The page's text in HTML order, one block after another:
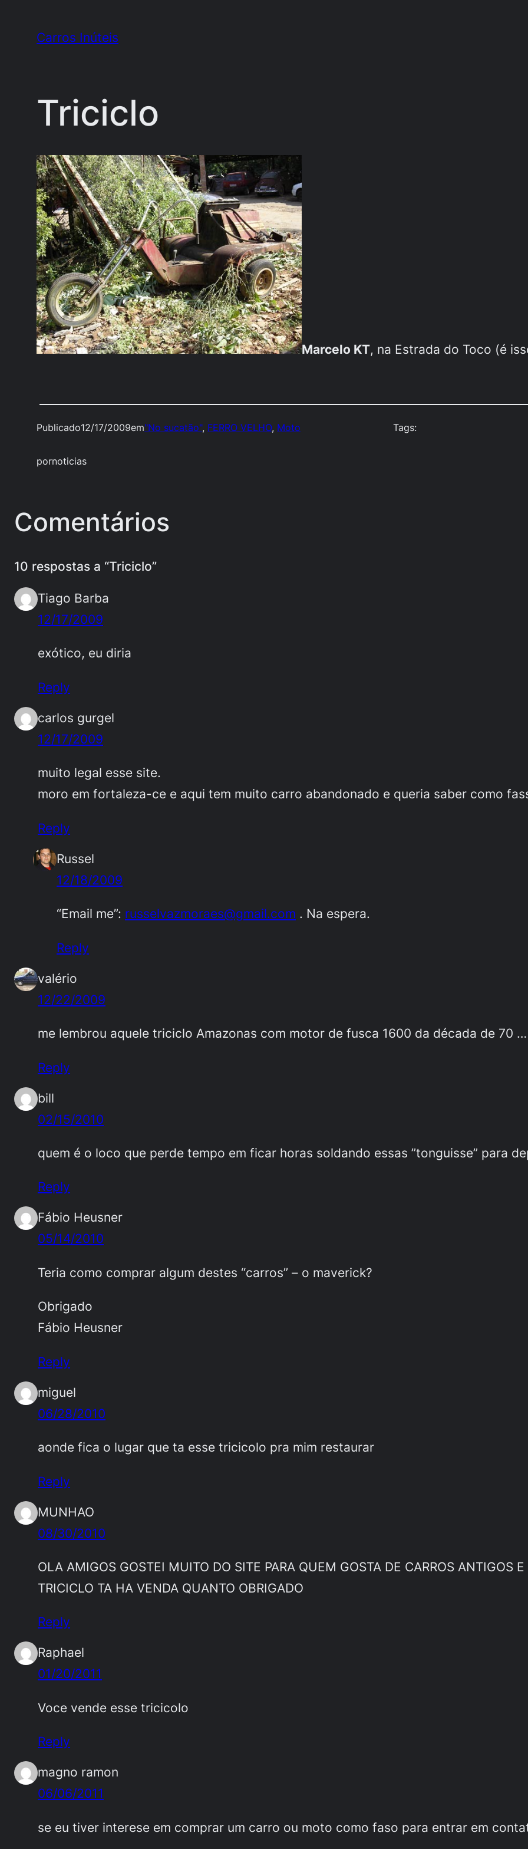
Carros Inúteis
Triciclo
Marcelo KT, na Estrada do Toco (é
Publicado12/17/2009em"No sucatão", FERRO VELHO, Moto
pornoticias
Tags:
Comentários
10 respostas a “Triciclo”
Tiago Barba
12/17/2009
exótico, eu diria
Reply
carlos gurgel
12/17/2009
muito legal esse site.
moro em fortaleza-ce e aqui tem muito carro abandonado e queria saber como
Reply
Russel
12/18/2009
“Email me”: russelvazmoraes@gmail.com . Na espera.
Reply
valério
12/22/2009
me lembrou aquele triciclo Amazonas com motor de fusca 1600 da década de 70 …
Reply
bill
02/15/2010
quem é o loco que perde tempo em ficar horas soldando essas ”tonguisse” para
Reply
Fábio Heusner
05/14/2010
Teria como comprar algum destes “carros” – o maverick?
Obrigado
Fábio Heusner
Reply
miguel
06/28/2010
aonde fica o lugar que ta esse tricicolo pra mim restaurar
Reply
MUNHAO
08/30/2010
OLA AMIGOS GOSTEI MUITO DO SITE PARA QUEM GOSTA DE CARROS ANTIGOS
TRICICLO TA HA VENDA QUANTO OBRIGADO
Reply
Raphael
01/20/2011
Voce vende esse tricicolo
Reply
magno ramon
06/06/2011
se eu tiver interese em comprar um carro ou moto como faso para entrar em